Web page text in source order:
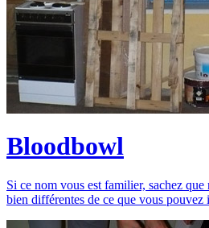
Bloodbowl
Si ce nom vous est familier, sachez
bien différentes de ce que vous pouvez